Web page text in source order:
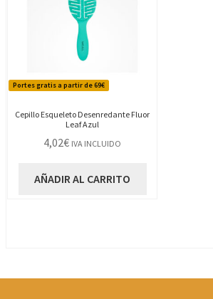
Portes gratis a partir de 69€
Cepillo Esqueleto Desenredante Fluor
Leaf Azul
4,02€ IVA INCLUIDO
AÑADIR AL CARRITO